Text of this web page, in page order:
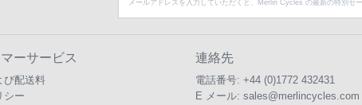
ーサービス
び配送料
シー
連絡先
電話番号: +44 (0)1772 432431
E メール: sales@merlincycles.com